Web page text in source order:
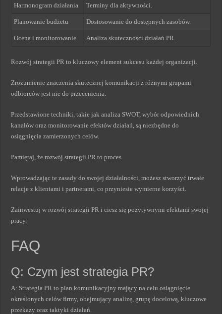
Harmonogram działania Terminy dla aktywności.
Planowanie budżetu Dostosowanie do dostępnych zasobów.
Ocena i monitorowanie Analiza skuteczności działań PR.
Rozwój strategii PR to kluczowy element sukcesu każdej organizacji.
Zrozumienie znaczenia skutecznej komunikacji z różnymi grupami
odbiorców jest nie do przecenienia.
Przedstawione techniki, takie jak analiza SWOT, wybór odpowiednich
kanałów oraz monitorowanie efektów działań, są niezbędne do
osiągnięcia zamierzonych celów.
Pamiętaj, że rozwój strategii PR to proces.
Wprowadzając te zasady do swojej działalności, możesz stworzyć trwałe
relacje z klientami i partnerami, co przyniesie wymierne korzyści.
Zainwestuj w rozwój strategii PR i ciesz się pozytywnymi efektami swojej
pracy.
FAQ
Q: Czym jest strategia PR?
A: Strategia PR to plan komunikacyjny mający na celu osiągnięcie
określonych celów firmy, obejmujący analizę, grupę docelową, kluczowe
przekazy oraz taktyki działań.